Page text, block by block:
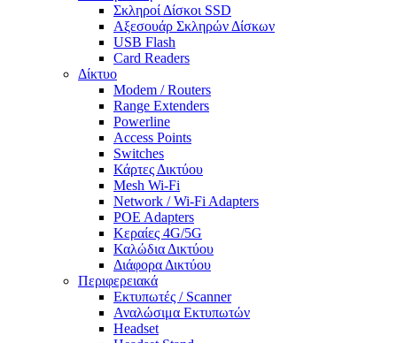
Σκληροί Δίσκοι SSD
Αξεσουάρ Σκληρών Δίσκων
USB Flash
Card Readers
Δίκτυο
Modem / Routers
Range Extenders
Powerline
Access Points
Switches
Κάρτες Δικτύου
Mesh Wi-Fi
Network / Wi-Fi Adapters
POE Adapters
Κεραίες 4G/5G
Καλώδια Δικτύου
Διάφορα Δικτύου
Περιφερειακά
Εκτυπωτές / Scanner
Αναλώσιμα Εκτυπωτών
Headset